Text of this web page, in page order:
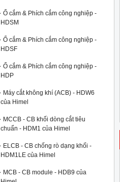
Ổ cắm & Phích cắm công nghiệp -
HDSM
Ổ cắm & Phích cắm công nghiệp -
HDSF
Ổ cắm & Phích cắm công nghiệp -
HDP
Máy cắt không khí (ACB) - HDW6
của Himel
MCCB - CB khối dòng cắt tiêu
chuẩn - HDM1 của Himel
ELCB - CB chống rò dạng khối -
HDM1LE của Himel
MCB - CB module - HDB9 của